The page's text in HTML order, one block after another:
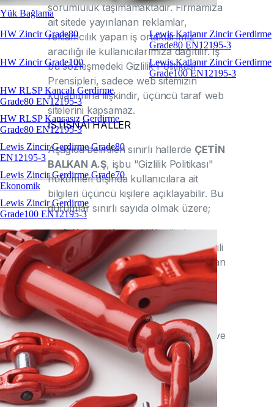
Yük Bağlama
HW Zincir Grade80
HW Zincir Grade100
HW RLSP Kancalı Gerdirme
Grade80 EN12195-3
HW RLSP Kancasız Gerdirme
Grade80 EN12195-3
Lewis Zincir Gerdirme Grade80
EN12195-3
Lewis Zincir Gerdirme Grade70
Ekonomik
Lewis Zincir Gerdirme
Grade100 EN12195-3
Lewis Katlanır Zincir Gerdirme
Grade80 EN12195-3
Lewis Katlanır Zincir Gerdirme
Grade100 EN12195-3
sorumluluk taşımamaktadır. Firmamıza
ait sitede yayınlanan reklamlar,
reklamcılık yapan iş ortaklarımız
aracılığı ile kullanıcılarımıza dağıtılır. İş
bu sözleşmedeki Gizlilik Politikası
Prensipleri, sadece web sitemizin
kullanımına ilişkindir, üçüncü taraf web
sitelerini kapsamaz.
İSTİSNAİ HALLER
Aşağıda belirtilen sınırlı hallerde ÇETİN
BALKAN A.Ş, işbu "Gizlilik Politikası"
hükümleri dışında kullanıcılara ait
bilgileri üçüncü kişilere açıklayabilir. Bu
durumlar sınırlı sayıda olmak üzere;
Kanun, Kanun Hükmünde
Kararname, Yönetmelik vb. yetkili
hukuki otorite tarafından çıkarılan
ve yürürlükte olan hukuk
kurallarının getirdiği
zorunluluklara uymak;
Web sitemizin kullanıcılarla
akdettiği ‘Üyelik Sözleşmesi’nin ve
diğer sözleşmelerin gereklerini
yerine getirmek ve bunları
uygulamaya koymak amacıyla;
Yetkili idari ve adli otorite